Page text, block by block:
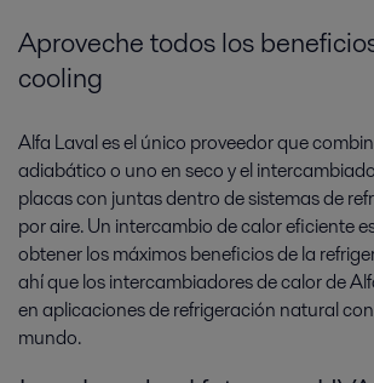
Aproveche todos los
cooling
Alfa Laval es el único proveedor que
adiabático o uno en seco y el
placas con juntas dentro de sistemas de
por aire. Un intercambio de calor eficiente
obtener los máximos beneficios de la
ahí que los intercambiadores de calor de
en aplicaciones de refrigeración natural
mundo.